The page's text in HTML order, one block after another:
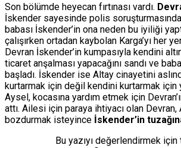
Son bölümde heyecan fırtınası vardı.
İskender sayesinde polis
babası İskender’in ona neden bu iyiliği
çalışırken ortadan kaybolan Karga’yı her
Devran İskender’in kumpasıyla kendini
ticaret anşalması yapacağını sandı ve
başladı. İskender ise Altay cinayetini
kurtarmak için değil kendini kurtarmak için
Aysel, kocasına yardım etmek için
attı. Ailesi için paraya ihtiyacı olan Devran,
bozdurmak isteyince İskender’in
Bu yazıyı değerlendirmek için